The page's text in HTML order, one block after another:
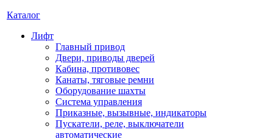
Каталог
Лифт
Главный привод
Двери, приводы дверей
Кабина, противовес
Канаты, тяговые ремни
Оборудование шахты
Система управления
Приказные, вызывные, индикаторы
Пускатели, реле, выключатели
автоматические